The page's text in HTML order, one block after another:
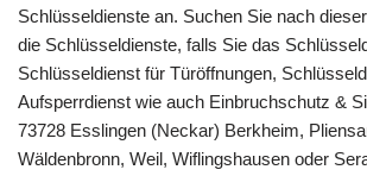
Schlüsseldienste an. Suchen Sie nach
die Schlüsseldienste, falls Sie das
Schlüsseldienst für Türöffnungen,
Aufsperrdienst wie auch Einbruchschutz &
73728 Esslingen (Neckar) Berkheim,
Wäldenbronn, Weil, Wiflingshausen oder